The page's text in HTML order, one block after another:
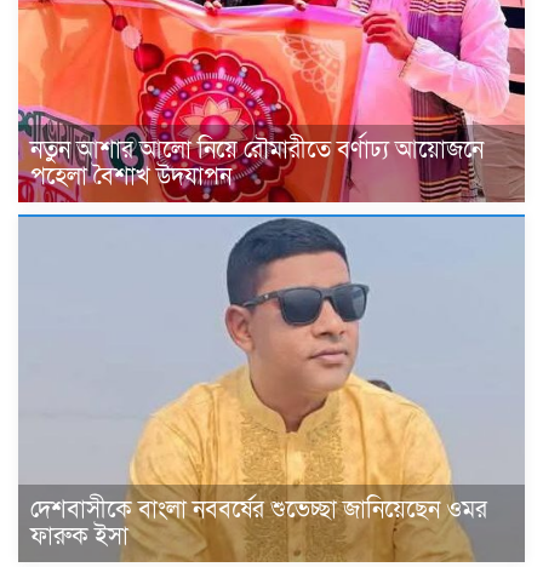
নতুন আশার আলো নিয়ে রৌমারীতে বর্ণাঢ্য আয়োজনে
পহেলা বৈশাখ উদযাপন
দেশবাসীকে বাংলা নববর্ষের শুভেচ্ছা জানিয়েছেন ওমর
ফারুক ইসা